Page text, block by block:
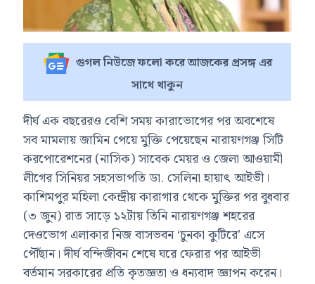
গুগল নিউজে ফলো করে আজকের প্রসঙ্গ এর
সাথে থাকুন
দীর্ঘ এক বছরেরও বেশি সময় কারাভোগের পর অবশেষে
সব মামলায় জামিন পেয়ে মুক্তি পেয়েছেন নারায়ণগঞ্জ সিটি
করপোরেশনের (নাসিক) সাবেক মেয়র ও জেলা আওয়ামী
লীগের সিনিয়র সহসভাপতি ডা. সেলিনা হায়াৎ আইভী।
কাশিমপুর মহিলা কেন্দ্রীয় কারাগার থেকে মুক্তির পর বুধবার
(৩ জুন) রাত সাড়ে ১২টায় তিনি নারায়ণগঞ্জ শহরের
দেওভোগ এলাকার নিজ বাসভবন ‘চুনকা কুটিরে’ এসে
পৌঁছান। দীর্ঘ বন্দিজীবন শেষে ঘরে ফেরার পর আইভী
বর্তমান সরকারের প্রতি কৃতজ্ঞতা ও ধন্যবাদ জ্ঞাপন করেন।